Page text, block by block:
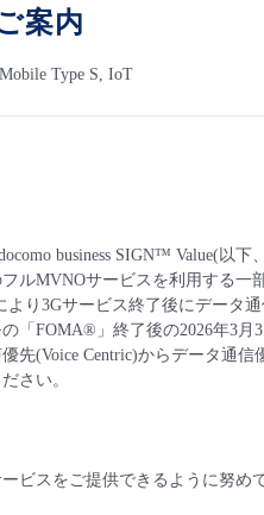
案内
Type S, IoT
business SIGN™ Value(以
ルMVNOサービスを利用する
り3Gサービス終了後にデータ
「FOMA®」終了後の2026年3
先(Voice Centric)からデータ通
さい。
ビスをご提供できるように努